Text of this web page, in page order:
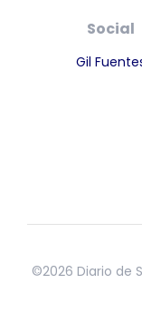
Social
Gil
©2026 Diario de